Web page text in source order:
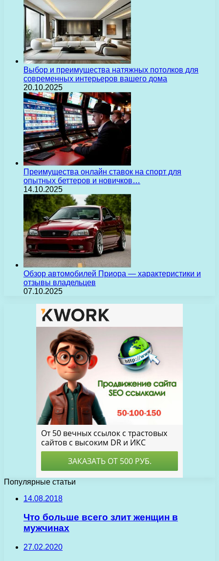
Выбор и преимущества натяжных потолков для
современных интерьеров вашего дома
20.10.2025
Преимущества онлайн ставок на спорт для
опытных беттеров и новичков…
14.10.2025
Обзор автомобилей Приора — характеристики и
отзывы владельцев
07.10.2025
Популярные статьи
14.08.2018
Что больше всего злит женщин в
мужчинах
27.02.2020